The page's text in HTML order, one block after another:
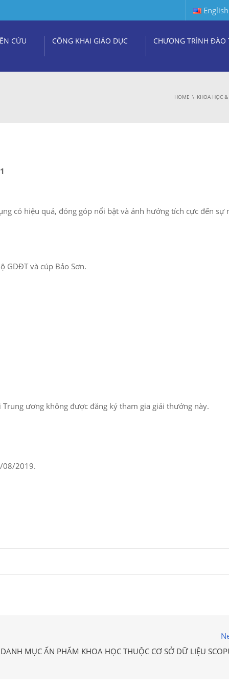
English
CỨU CÔNG KHAI GIÁO DỤC CHƯƠNG TRÌNH ĐÀO
HOME KHOA HỌC
có hiệu quả, đóng góp nổi bật và ảnh hưởng tích cực đến sự
GDĐT và cúp Bảo Sơn.
ương không được đăng ký tham gia giải thưởng này.
08/2019.
MỤC ẤN PHẨM KHOA HỌC THUỘC CƠ SỞ DỮ LIỆU